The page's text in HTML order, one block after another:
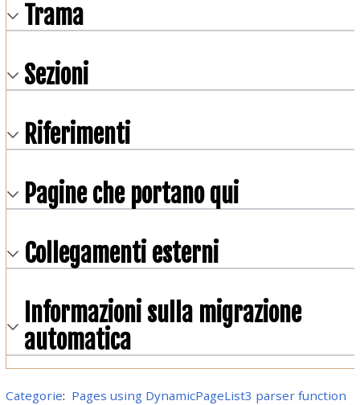
Trama
Sezioni
Riferimenti
Pagine che portano qui
Collegamenti esterni
Informazioni sulla migrazione
automatica
Categorie: Pages using DynamicPageList3 parser function